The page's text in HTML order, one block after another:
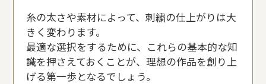
糸の太さや素材によって、刺繍の仕上がりは大
きく変わります。
最適な選択をするために、これらの基本的な知
識を押さえておくことが、理想の作品を創り上
げる第一歩となるでしょう。